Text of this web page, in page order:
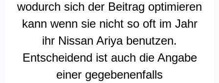
wodurch sich der Beitrag optimieren
kann wenn sie nicht so oft im Jahr
ihr Nissan Ariya benutzen.
Entscheidend ist auch die Angabe
einer gegebenenfalls